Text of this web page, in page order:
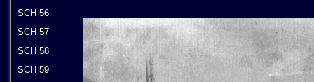
SCH 56
SCH 57
SCH 58
SCH 59